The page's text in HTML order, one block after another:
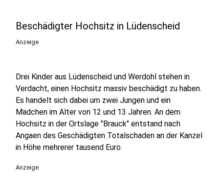
Beschädigter Hochsitz in Lüdenscheid
Anzeige
Drei Kinder aus Lüdenscheid und Werdohl stehen in
Verdacht, einen Hochsitz massiv beschädigt zu haben.
Es handelt sich dabei um zwei Jungen und ein
Mädchen im Alter von 12 und 13 Jahren. An dem
Hochsitz in der Ortslage "Brauck" entstand nach
Angaen des Geschädigten Totalschaden an der Kanzel
in Höhe mehrerer tausend Euro.
Anzeige